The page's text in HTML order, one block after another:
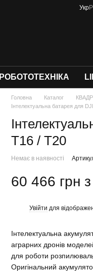
Укр
РОБОТОТЕХНІКА
Головна Каталог
Інтелектуальна батарея для
T16 / T20
Немає в наявності
60 466 грн
Увійти для
Інтелектуальна
аграрних дронів
для роботи
Оригінальний